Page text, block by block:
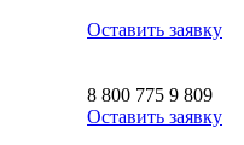
Оставить заявку
8 800 775 9 809
Оставить заявку